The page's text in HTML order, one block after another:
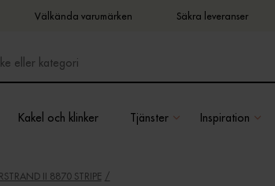
Välkända varumärken Säkra leveranser
Kakel och klinker Tjänster Inspiration
II 8870 STRIPE